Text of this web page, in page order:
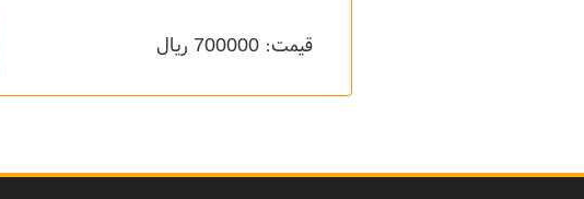
قیمت: 700000 ریال